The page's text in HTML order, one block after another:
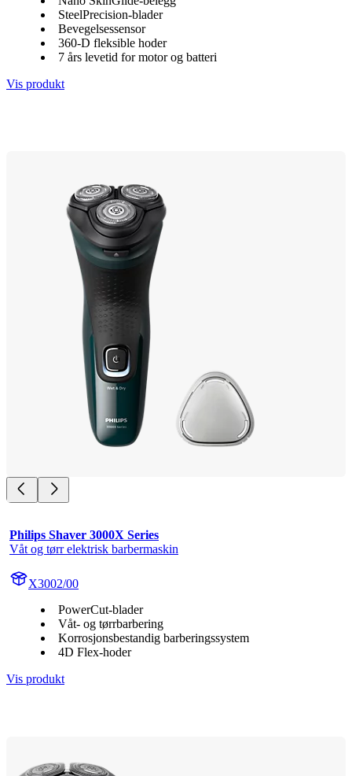
SteelPrecision-blader
Bevegelsessensor
360-D fleksible hoder
7 års levetid for motor og batteri
Vis produkt
Philips Shaver 3000X Series
Våt og tørr elektrisk barbermaskin
X3002/00
PowerCut-blader
Våt- og tørrbarbering
Korrosjonsbestandig barberingssystem
4D Flex-hoder
Vis produkt